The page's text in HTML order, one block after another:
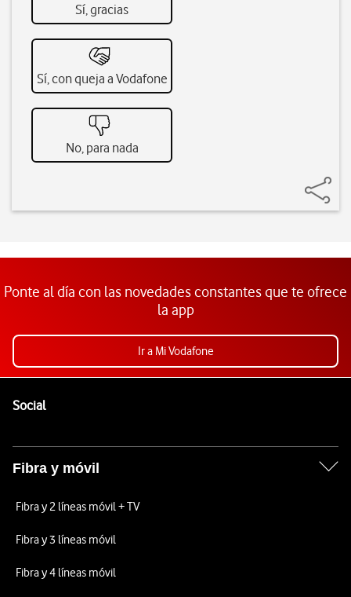
Sí, gracias
Sí, con queja a Vodafone
No, para nada
Ponte al día con las novedades constantes que te ofrece
la app
Ir a Mi Vodafone
SocialEnlaces a las redes sociales de Vodafone
Fibra y móvil
Fibra y 2 líneas móvil + TV
Fibra y 3 líneas móvil
Fibra y 4 líneas móvil